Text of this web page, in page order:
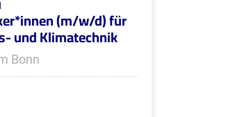
(m/w/d) für
und Klimatechnik
Bonn